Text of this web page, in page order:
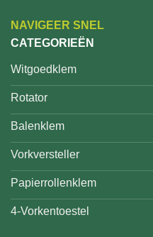
NAVIGEER SNEL
CATEGORIEËN
Witgoedklem
Rotator
Balenklem
Vorkversteller
Papierrollenklem
4-Vorkentoestel